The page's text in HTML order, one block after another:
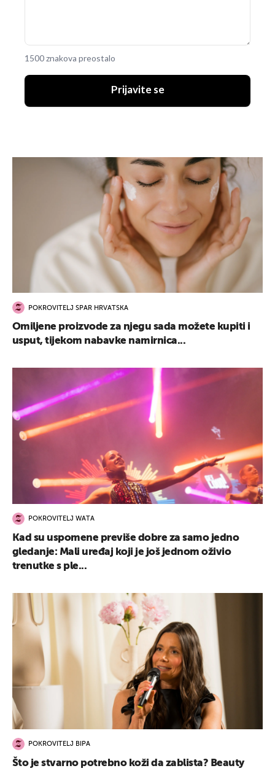
1500 znakova preostalo
Prijavite se
POKROVITELJ SPAR HRVATSKA
Omiljene proizvode za njegu sada možete kupiti i
usput, tijekom nabavke namirnica...
POKROVITELJ WATA
Kad su uspomene previše dobre za samo jedno
gledanje: Mali uređaj koji je još jednom oživio
trenutke s ple...
POKROVITELJ BIPA
Što je stvarno potrebno koži da zablista? Beauty